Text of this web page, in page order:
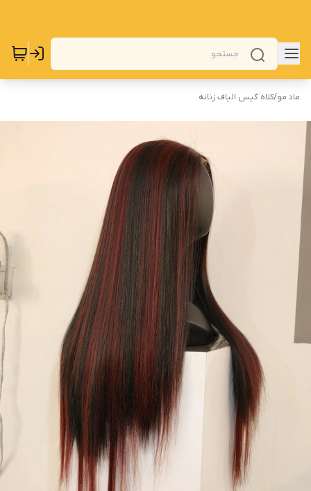
ماد مو/کلاه گیس الیاف زنانه